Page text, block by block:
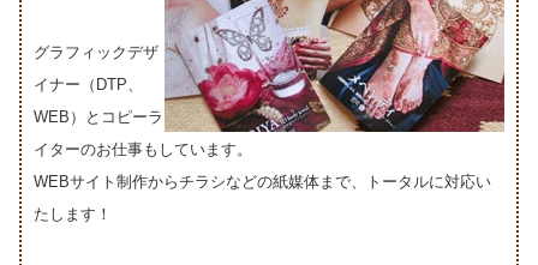
グラフィックデザ
イナー（DTP、
WEB）とコピーラ
イターのお仕事もしています。
WEBサイト制作からチラシなどの紙媒体まで、トータルに対応い
たします！